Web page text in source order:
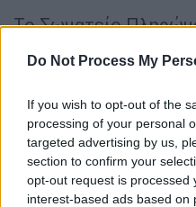
Do Not Process My
If you wish to opt-out of the
processing of your personal
targeted advertising by us,
section to confirm your
opt-out request is processed
interest-based ads based on
Το Σωματείο
τοποθετείται με
στις σημαντικές
λειτουργία της
Θεσσαλονίκη και
δρομολογούνται
της εταιρείας.